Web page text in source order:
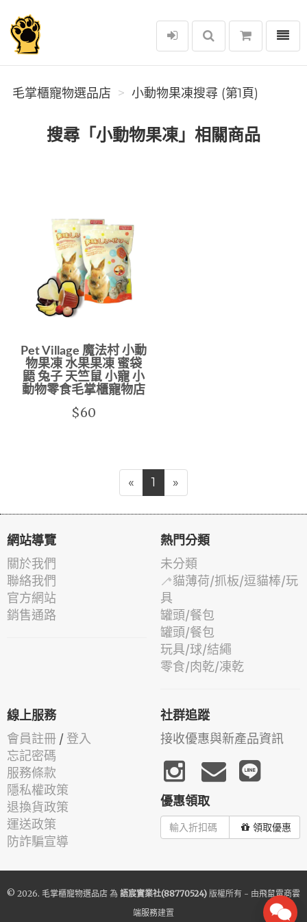
毛掌櫃寵物選品店
選單
毛掌櫃寵物選品店 小動物果凍搜尋 (第1頁)
搜尋「小動物果凍」相關商品
Pet Village 魔法村 小動
物果凍 水果果凍 蜜袋
鼯 兔子 天竺鼠 小寵 小
動物零食毛掌櫃寵物店
$60
« 1 »
網站導覽
關於我們
聯絡我們
官方網站
銷售通路
熱門分類
未分類
🦯貓薄荷/抓板/逗貓棒/玩
具
罐頭/餐包
罐頭/餐包
玩具/球/結繩
零食/肉乾/凍乾
線上服務
會員註冊 / 登入
忘記密碼
服務條款
隱私權政策
退換貨政策
運送政策
防詐騙宣導
社群追蹤
接收優惠與新產品資訊
優惠領取
領取優惠
© 2026. 毛掌櫃寵物選品店 為 語宸實業社(88770524) 版權所有 - 由飛鼠電商雲
端服務建置